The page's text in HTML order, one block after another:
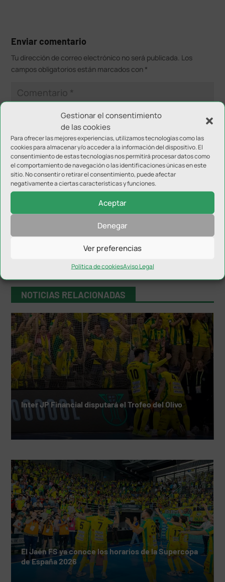
Gestionar el consentimiento
de las cookies
Para ofrecer las mejores experiencias, utilizamos tecnologías como las
cookies para almacenar y/o acceder a la información del dispositivo. El
consentimiento de estas tecnologías nos permitirá procesar datos como
el comportamiento de navegación o las identificaciones únicas en este
sitio. No consentir o retirar el consentimiento, puede afectar
negativamente a ciertas características y funciones.
Aceptar
Denegar
Ver preferencias
Política de cookiesAviso Legal
Enviar comentario
Tu dirección de correo electrónico no será publicada. Los
campos obligatorios están marcados con *
NOTICIAS RELACIONADAS
Inter JP Financial disputará el Trofeo del Olivo
El Jaén FS ya conoce los horarios de la Supercopa
de España 2026